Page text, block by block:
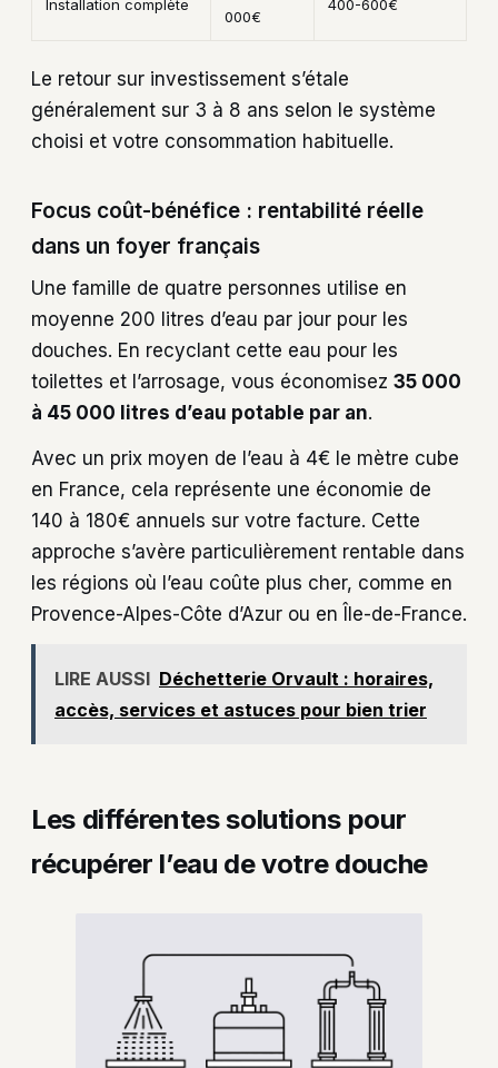
Installation complète
000€
400-600€
Le retour sur investissement s’étale
généralement sur 3 à 8 ans selon le système
choisi et votre consommation habituelle.
Focus coût-bénéfice : rentabilité réelle
dans un foyer français
Une famille de quatre personnes utilise en
moyenne 200 litres d’eau par jour pour les
douches. En recyclant cette eau pour les
toilettes et l’arrosage, vous économisez 35 000
à 45 000 litres d’eau potable par an.
Avec un prix moyen de l’eau à 4€ le mètre cube
en France, cela représente une économie de
140 à 180€ annuels sur votre facture. Cette
approche s’avère particulièrement rentable dans
les régions où l’eau coûte plus cher, comme en
Provence-Alpes-Côte d’Azur ou en Île-de-France.
LIRE AUSSI Déchetterie Orvault : horaires,
accès, services et astuces pour bien trier
Les différentes solutions pour
récupérer l’eau de votre douche